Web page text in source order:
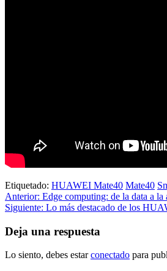
Etiquetado: HUAWEI Mate40 Mate40
Navegación
de
entradas
Anterior: Edge computing: de la data a la
Siguiente: Lo más destacado de los
Deja una respuesta
Lo siento, debes estarconectado para